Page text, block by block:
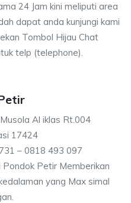
24 Jam kini meliputi area
dapat anda kunjungi kami
Tombol Hijau Chat
telp (telephone).
Al iklas Rt.004
17424
– 0818 493 097
Petir Memberikan
yang Max simal